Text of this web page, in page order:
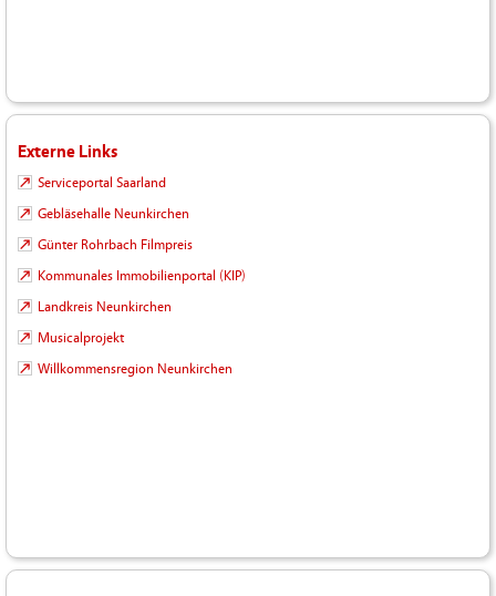
Externe Links
Serviceportal Saarland
Gebläsehalle Neunkirchen
Günter Rohrbach Filmpreis
Kommunales Immobilienportal (KIP)
Landkreis Neunkirchen
Musicalprojekt
Willkommensregion Neunkirchen